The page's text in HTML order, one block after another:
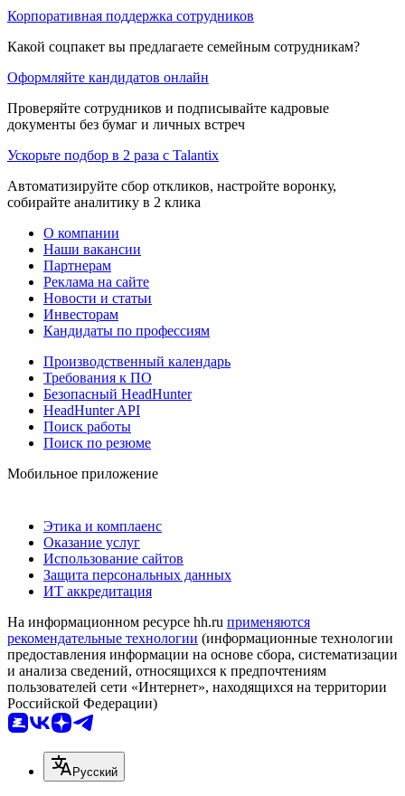
Корпоративная поддержка сотрудников
Какой соцпакет вы предлагаете семейным сотрудникам?
Оформляйте кандидатов онлайн
Проверяйте сотрудников и подписывайте кадровые
документы без бумаг и личных встреч
Ускорьте подбор в 2 раза с Talantix
Автоматизируйте сбор откликов, настройте воронку,
собирайте аналитику в 2 клика
О компании
Наши вакансии
Партнерам
Реклама на сайте
Новости и статьи
Инвесторам
Кандидаты по профессиям
Производственный календарь
Требования к ПО
Безопасный HeadHunter
HeadHunter API
Поиск работы
Поиск по резюме
Мобильное приложение
Этика и комплаенс
Оказание услуг
Использование сайтов
Защита персональных данных
ИТ аккредитация
На информационном ресурсе hh.ru применяются
рекомендательные технологии (информационные технологии
предоставления информации на основе сбора, систематизации
и анализа сведений, относящихся к предпочтениям
пользователей сети «Интернет», находящихся на территории
Российской Федерации)
Русский